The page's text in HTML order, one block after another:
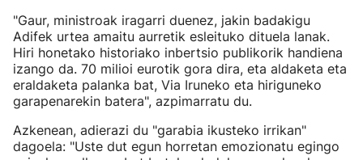
"Gaur, ministroak iragarri duenez, jakin badakigu
Adifek urtea amaitu aurretik esleituko dituela lanak.
Hiri honetako historiako inbertsio publikorik handiena
izango da. 70 milioi eurotik gora dira, eta aldaketa eta
eraldaketa palanka bat, Via Iruneko eta hiriguneko
garapenarekin batera", azpimarratu du.
Azkenean, adierazi du "garabia ikusteko irrikan"
dagoela: "Uste dut egun horretan emozionatu egingo